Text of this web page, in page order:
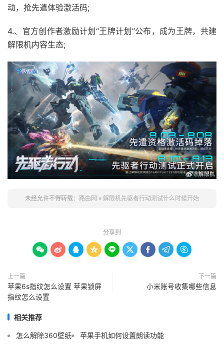
动，抢先遣体验激活码;
4.、官方创作者激励计划“王牌计划”公布，成为王牌，共建
解限机内容生态;
未经允许不得转载： 路由网 » 解限机先驱者行动测试什么时候开始
分享到
        
上一篇
苹果6s指纹怎么设置 苹果锁屏
指纹怎么设置
下一篇
小米账号收集哪些信息
相关推荐
怎么解除360壁纸 苹果手机如何设置朗读功能